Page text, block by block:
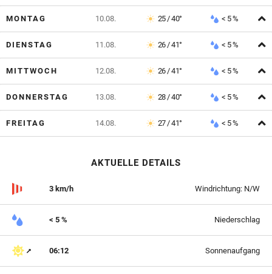
MONTAG 10.08. 25 / 40° < 5 %
DIENSTAG 11.08. 26 / 41° < 5 %
MITTWOCH 12.08. 26 / 41° < 5 %
DONNERSTAG 13.08. 28 / 40° < 5 %
FREITAG 14.08. 27 / 41° < 5 %
AKTUELLE DETAILS
3 km/h Windrichtung: N/W
< 5 % Niederschlag
06:12 Sonnenaufgang